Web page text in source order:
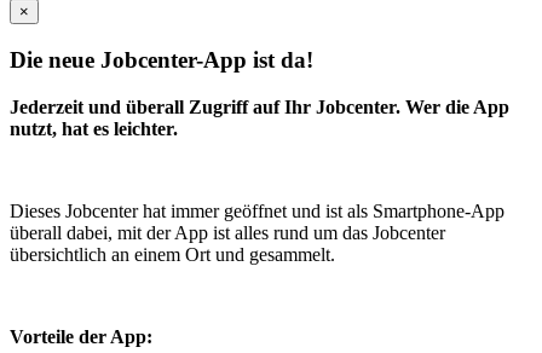
×
Die neue Jobcenter-App ist da!
Jederzeit und überall Zugriff auf Ihr Jobcenter. Wer die App
nutzt, hat es leichter.
Dieses Jobcenter hat immer geöffnet und ist als Smartphone-App
überall dabei, mit der App ist alles rund um das Jobcenter
übersichtlich an einem Ort und gesammelt.
Vorteile der App: